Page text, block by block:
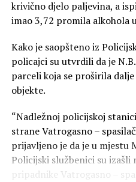
krivično djelo paljevina, a
imao 3,72 promila alkohola
Kako je saopšteno iz
policajci su utvrdili da je
parceli koja se proširila
objekte.
“Nadležnoj policijskoj
strane Vatrogasno –
prijavljeno je da je u mjestu
Policijski službenici su izašli
pripadnike Vatrogasno –